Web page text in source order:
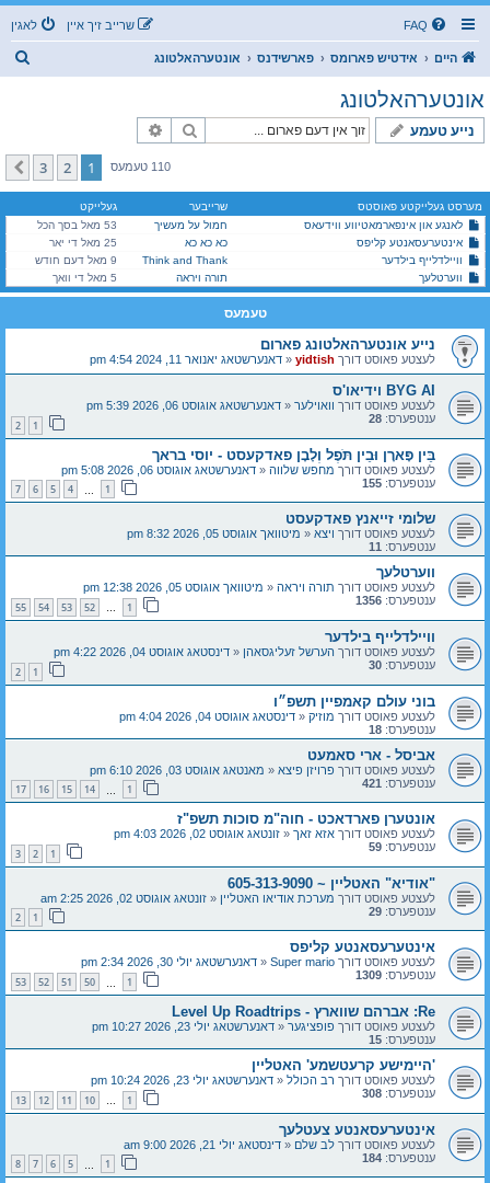
FAQ לאגין שרייב זיך איין
היים אידטיש פארומס פארשידנס אונטערהאלטונג
אונטערהאלטונג
נייע טעמע זוך
110 טעמעס 1
2
3
קומענדיגע
מערסט געלייקטע פאוסטס שרייבער
געלייקט
לאנגע און אינפארמאטיווע ווידעאס
חמול על מעשיך
53 מאל בסך הכל
אינטערעסאנטע קליפס
כא כא כא
25 מאל די יאר
וויילדלייף בילדער
Think and Thank
9 מאל דעם חודש
ווערטלעך
תורה ויראה 5 מאל די וואך
טעמעס
נייע אונטערהאלטונג פארום
לעצטע פאוסט דורך yidtish
« דאנערשטאג יאנואר 11, 2024 4:54 pm
BYG AI וידיאו'ס
לעצטע פאוסט דורך וואוילער « דאנערשטאג אוגוסט 06, 2026 5:39 pm
ענטפערס: 28
1
2
בֵּין פָּארָן וּבֵין תֹּפֶל וְלָבָן פאדקעסט - יוסי בראך
לעצטע פאוסט דורך מחפש שלווה « דאנערשטאג אוגוסט 06, 2026 5:08 pm
ענטפערס: 155
1
4
5
6
7
שלומי זייאנץ פאדקעסט
לעצטע פאוסט דורך ויצא « מיטוואך אוגוסט 05, 2026 8:32 pm
ענטפערס: 11
ווערטלעך
לעצטע פאוסט דורך תורה ויראה « מיטוואך אוגוסט 05, 2026 12:38 pm
ענטפערס: 1356
1
…
52
53
54
55
וויילדלייף בילדער
לעצטע פאוסט דורך הערשל זעליגסאהן « דינסטאג אוגוסט 04, 2026 4:22 pm
ענטפערס: 30
1
2
בוני עולם קאמפיין תשפ״ו
לעצטע פאוסט דורך מוזיק « דינסטאג אוגוסט 04, 2026 4:04 pm
ענטפערס: 18
אביסל - ארי סאמעט
לעצטע פאוסט דורך פרויזן פיצא « מאנטאג אוגוסט 03, 2026 6:10 pm
ענטפערס: 421
1
14
15
16
17
אונטערן פארדאכט - חוה"מ סוכות תשפ"ז
לעצטע פאוסט דורך אזא זאך « זונטאג אוגוסט 02, 2026 4:03 pm
ענטפערס: 59
1
2
3
"אודיא" האטליין ~ 605-313-9090
לעצטע פאוסט דורך מערכת אודיאו האטליין « זונטאג אוגוסט 02, 2026 2:25 am
ענטפערס: 29
1
2
אינטערעסאנטע קליפס
לעצטע פאוסט דורך Super mario
« דאנערשטאג יולי 30, 2026 2:34 pm
ענטפערס: 1309
1
50
51
52
53
Re: אברהם שווארץ - Level Up Roadtrips
לעצטע פאוסט דורך פופציגער « דאנערשטאג יולי 23, 2026 10:27 pm
ענטפערס: 15
'היימישע קרעטשמע' האטליין
לעצטע פאוסט דורך רב הכולל « דאנערשטאג יולי 23, 2026 10:24 pm
ענטפערס: 308
1
…
10
11
12
13
אינטערעסאנטע צעטלעך
לעצטע פאוסט דורך לב שלם « דינסטאג יולי 21, 2026 9:00 am
ענטפערס: 184
1
5
6
7
8